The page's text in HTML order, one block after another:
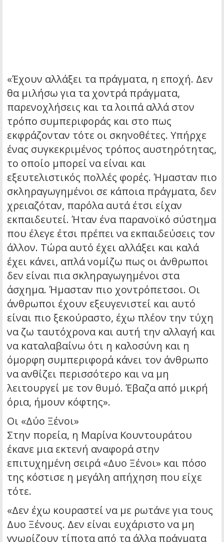
«Έχουν αλλάξει τα πράγματα, η εποχή. Δεν
θα μιλήσω για τα χοντρά πράγματα,
παρενοχλήσεις και τα λοιπά αλλά στον
τρόπο συμπεριφοράς και στο πως
εκφράζονταν τότε οι σκηνοθέτες. Υπήρχε
ένας συγκεκριμένος τρόπος αυστηρότητας,
το οποίο μπορεί να είναι και
εξευτελιστικός πολλές φορές. Ήμασταν πιο
σκληραγωγημένοι σε κάποια πράγματα, δεν
χρειαζόταν, παρόλα αυτά έτσι είχαν
εκπαιδευτεί. Ήταν ένα παρανοϊκό σύστημα
που έλεγε έτσι πρέπει να εκπαιδεύσεις τον
άλλον. Τώρα αυτό έχει αλλάξει και καλά
έχει κάνει, απλά νομίζω πως οι άνθρωποι
δεν είναι πια σκληραγωγημένοι στα
άσχημα. Ήμασταν πιο χοντρόπετσοι. Οι
άνθρωποι έχουν εξευγενιστεί και αυτό
είναι πιο ξεκούραστο, έχω πλέον την τύχη
να ζω ταυτόχρονα και αυτή την αλλαγή και
να καταλαβαίνω ότι η καλοσύνη και η
όμορφη συμπεριφορά κάνει τον άνθρωπο
να ανθίζει περισσότερο και να μη
λειτουργεί με τον θυμό. Έβαζα από μικρή
όρια, ήμουν κόφτης».
Οι «Δύο Ξένοι»
Στην πορεία, η Μαρίνα Κουντουράτου
έκανε μια εκτενή αναφορά στην
επιτυχημένη σειρά «Δυο Ξένοι» και πόσο
της κόστισε η μεγάλη απήχηση που είχε
τότε.
«Δεν έχω κουραστεί να με ρωτάνε για τους
Δυο Ξένους. Δεν είναι ευχάριστο να μη
γνωρίζουν τίποτα από τα άλλα πράγματα